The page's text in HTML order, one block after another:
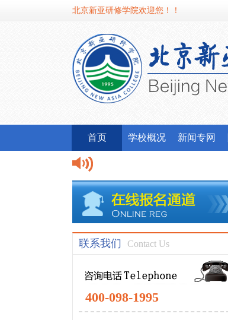
北京新亚研修学院欢迎您！！
首页 学校概况 新闻专网
联系我们 Contact Us
400-098-1995